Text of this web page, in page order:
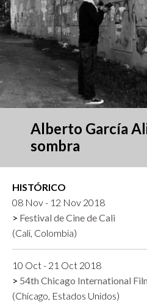
Alberto García
sombra
HISTÓRICO
08 Nov - 12 Nov 2018
Festival de Cine de Cali
(Cali, Colombia)
10 Oct - 21 Oct 2018
54th Chicago International
(Chicago, Estados Unidos)